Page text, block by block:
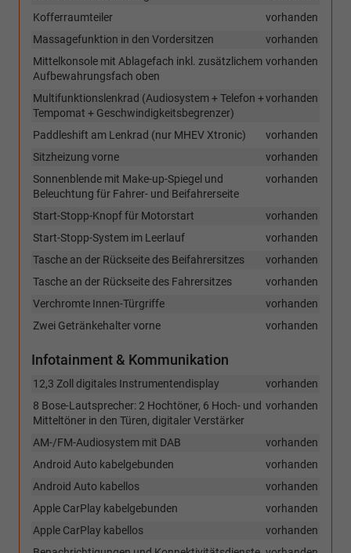
vorhanden
Kofferraumteiler
vorhanden
Massagefunktion in den Vordersitzen
vorhanden
Mittelkonsole mit Ablagefach inkl. zusätzlichem
Aufbewahrungsfach oben
vorhanden
Multifunktionslenkrad (Audiosystem + Telefon +
Tempomat + Geschwindigkeitsbegrenzer)
vorhanden
Paddleshift am Lenkrad (nur MHEV Xtronic)
vorhanden
Sitzheizung vorne
vorhanden
Sonnenblende mit Make-up-Spiegel und
Beleuchtung für Fahrer- und Beifahrerseite
vorhanden
Start-Stopp-Knopf für Motorstart
vorhanden
Start-Stopp-System im Leerlauf
vorhanden
Tasche an der Rückseite des Beifahrersitzes
vorhanden
Tasche an der Rückseite des Fahrersitzes
vorhanden
Verchromte Innen-Türgriffe
vorhanden
Zwei Getränkehalter vorne
Infotainment & Kommunikation
vorhanden
12,3 Zoll digitales Instrumentendisplay
vorhanden
8 Bose-Lautsprecher: 2 Hochtöner, 6 Hoch- und
Mitteltöner in den Türen, digitaler Verstärker
vorhanden
AM-/FM-Audiosystem mit DAB
vorhanden
Android Auto kabelgebunden
vorhanden
Android Auto kabellos
vorhanden
Apple CarPlay kabelgebunden
vorhanden
Apple CarPlay kabellos